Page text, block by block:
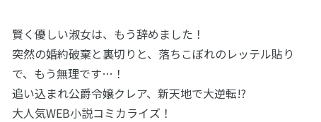
賢く優しい淑女は、もう辞めました！
突然の婚約破棄と裏切りと、落ちこぼれのレッテル貼り
で、もう無理です…！
追い込まれ公爵令嬢クレア、新天地で大逆転!?
大人気WEB小説コミカライズ！